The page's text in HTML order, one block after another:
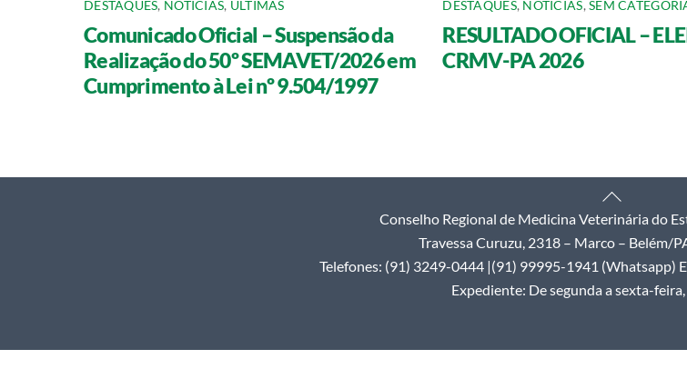
DESTAQUES, NOTÍCIAS, ÚLTIMAS
Comunicado Oficial – Suspensão da
Realização do 50º SEMAVET/2026 em
Cumprimento à Lei nº 9.504/1997
DESTAQUES, NOTÍCIAS,SEM
RESULTADO OFICIAL –
CRMV-PA 2026
Back
To
Top
Conselho Regional de Medicina Veterinária do
Travessa Curuzu, 2318 – Marco – Belém/
Telefones: (91) 3249-0444 |(91) 99995-1941 (Whatsapp)
Expediente: De segunda a sexta-